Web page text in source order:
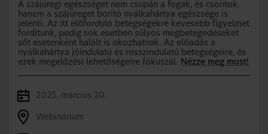
A szájüregi egészséget nem csupán a fogak, és csontok,
hanem a szájüreget borító nyálkahártya egészsége is
jelenti. Az itt előforduló betegségekre kevesebb figyelmet
fordítunk, pedig sok esetben súlyos megbetegedéseket
sőt esetenként halált is okozhatnak. Az előadás a
nyálkahártya jóindulatú és rosszindulatú betegségeire, és
ezek megelőzési lehetőségeire fókuszál.
Nézze meg most!
2025. március 20.
Webinárium